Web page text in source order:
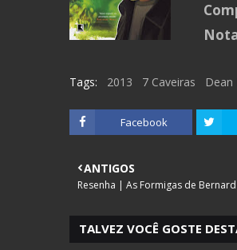
Tags: 2013 7 Caveiras
Facebook
ANTIGOS
Resenha | As Formigas de
TALVEZ VOCÊ GOSTE